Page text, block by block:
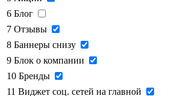
6 Блог
7 Отзывы
8 Баннеры снизу
9 Блок о компании
10 Бренды
11 Виджет соц. сетей на главной